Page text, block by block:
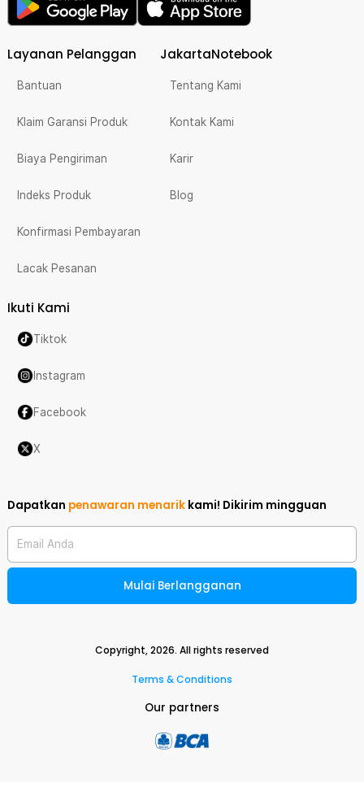
Layanan Pelanggan
Bantuan
Klaim Garansi Produk
Biaya Pengiriman
Indeks Produk
Konfirmasi Pembayaran
Lacak Pesanan
JakartaNotebook
Tentang Kami
Kontak Kami
Karir
Blog
Ikuti Kami
Tiktok
Instagram
Facebook
X
Dapatkan penawaran menarik kami! Dikirim mingguan
Email Anda
Mulai Berlangganan
Copyright,2026. All rights reserved
Terms & Conditions
Our partners